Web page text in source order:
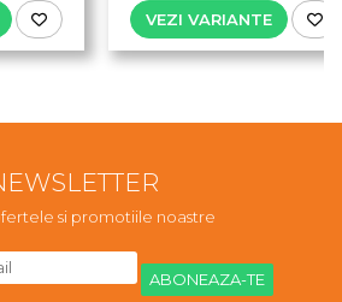
VEZI VARIANTE
si promotiile noastre